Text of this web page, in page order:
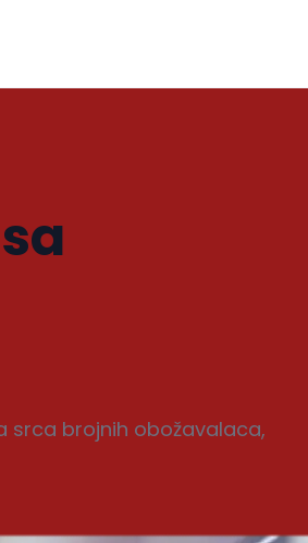
srca brojnih obožavalaca,